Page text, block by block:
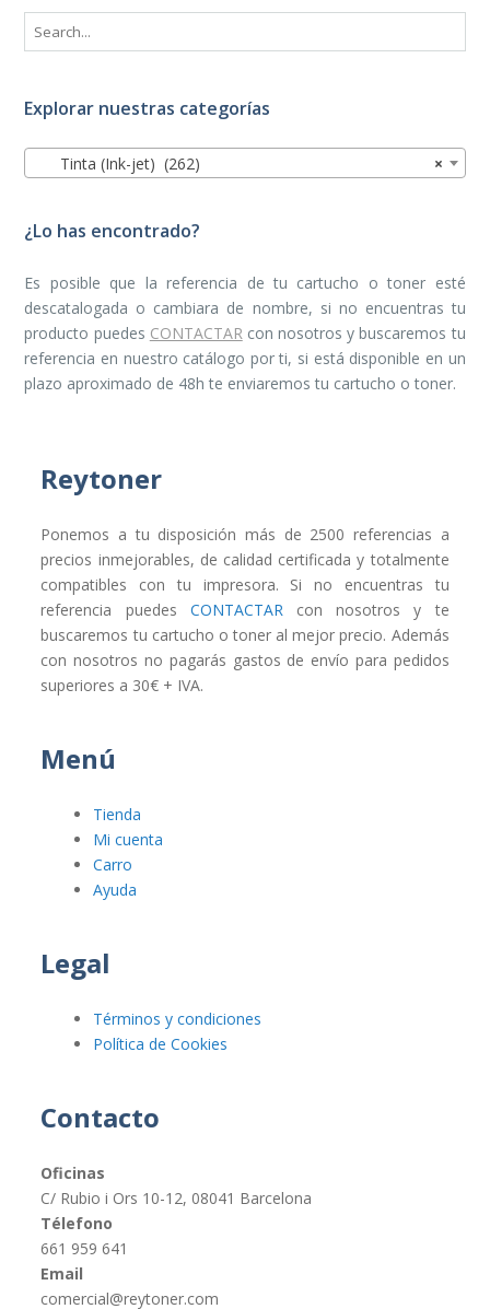
Explorar nuestras categorías
×
Tinta (Ink-jet) (262)
¿Lo has encontrado?
Es posible que la referencia de tu cartucho o toner esté
descatalogada o cambiara de nombre, si no encuentras tu
producto puedes CONTACTARcon nosotros y buscaremos tu
referencia en nuestro catálogo por ti, si está disponible en un
plazo aproximado de 48h te enviaremos tu cartucho o toner.
Reytoner
Ponemos a tu disposición más de 2500 referencias a
precios inmejorables, de calidad certificada y totalmente
compatibles con tu impresora. Si no encuentras tu
referencia puedes CONTACTARcon nosotros y te
buscaremos tu cartucho o toner al mejor precio. Además
con nosotros no pagarás gastos de envío para pedidos
superiores a 30€ + IVA.
Menú
Tienda
Mi cuenta
Carro
Ayuda
Legal
Términos y condiciones
Política de Cookies
Contacto
Oficinas
C/ Rubio i Ors 10-12, 08041 Barcelona
Télefono
661 959 641
Email
comercial@reytoner.com